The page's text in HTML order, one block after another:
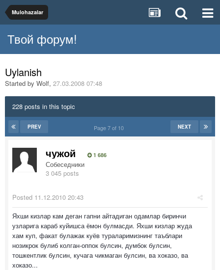
Mulohazalar
Твой форум!
Uylanish
Started by Wolf, 27.03.2008 07:48
228 posts in this topic
PREV NEXT
Page 7 of 10
чужой 1 686
Собеседники
3 045 posts
Posted 11.12.2010 20:43
Яхши кизлар кам деган гапни айтадиган одамлар биринчи
узларига караб куйишса ёмон булмасди. Яхши кизлар жуда
хам куп, факат булажак куёв тураларимизнинг таъблари
нозикрок булиб колган-оппок булсин, думбок булсин,
тошкентлик булсин, кучага чикмаган булсин, ва хоказо, ва
хоказо...